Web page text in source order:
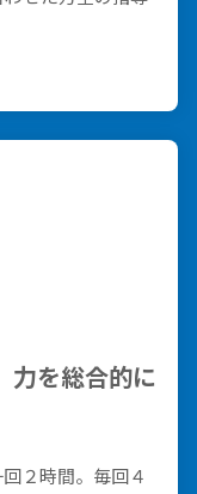
力を総合的に
２時間。毎回４